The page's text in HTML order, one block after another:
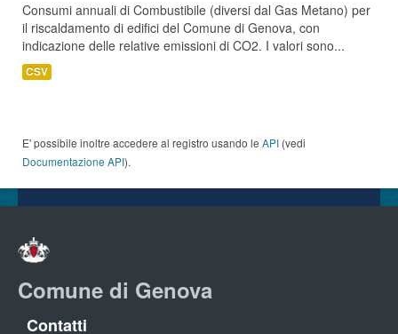
Consumi annuali di Combustibile (diversi dal Gas Metano) per
il riscaldamento di edifici del Comune di Genova, con
indicazione delle relative emissioni di CO2. I valori sono...
CSV
E' possibile inoltre accedere al registro usando le API (vedi
Documentazione API).
Comune di Genova
Contatti